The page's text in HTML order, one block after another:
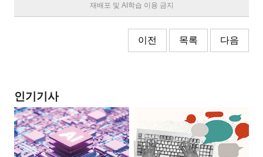
재배포 및 AI학습 이용 금지
이전 목록 다음
인기기사